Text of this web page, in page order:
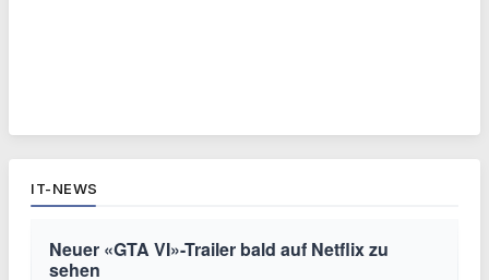
IT-NEWS
Neuer «GTA VI»-Trailer bald auf Netflix zu
sehen